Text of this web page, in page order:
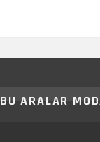
BU ARALAR